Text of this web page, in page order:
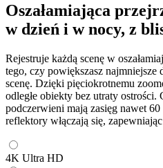
Oszałamiająca
w dzień i w nocy, z
Rejestruje każdą scenę w
tego, czy powiększasz najmniejsze
scenę. Dzięki pięciokrotnemu
odległe obiekty bez utraty
podczerwieni mają zasięg nawet
reflektory włączają się,
4K Ultra HD